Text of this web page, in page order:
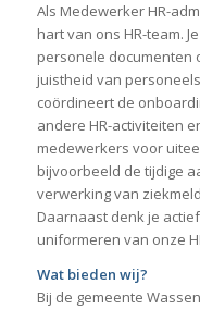
Als Medewerker HR-
hart van ons HR-team.
personele documenten
juistheid van
coördineert de
andere HR-activiteiten
medewerkers voor
bijvoorbeeld de tijdige
verwerking van
Daarnaast denk je
uniformeren van onze
Wat bieden wij?
Bij de gemeente